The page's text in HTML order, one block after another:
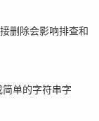
删除会影响排查和
单的字符串字